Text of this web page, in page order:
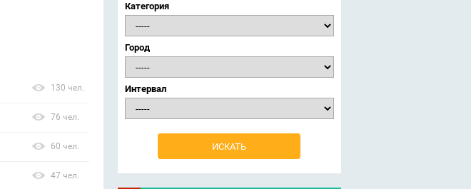
130 чел.
76 чел.
60 чел.
47 чел.
Категория
Город
Интервал